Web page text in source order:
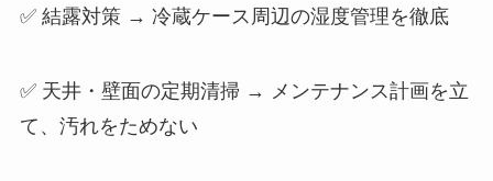
✅ 結露対策 → 冷蔵ケース周辺の湿度管理を徹底
✅ 天井・壁面の定期清掃 → メンテナンス計画を立
て、汚れをためない